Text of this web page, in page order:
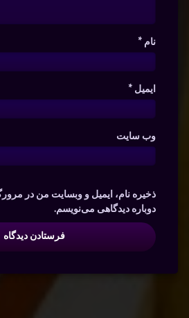
نام *
ایمیل *
وب‌ سایت
ذخیره نام، ایمیل و وبسایت من در
دوباره دیدگاهی می‌نویسم.